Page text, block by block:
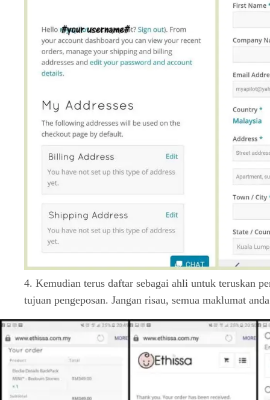
4. Kemudian terus daftar sebagai ahli untuk teruskan
tujuan pengeposan. Jangan risau, semua maklumat